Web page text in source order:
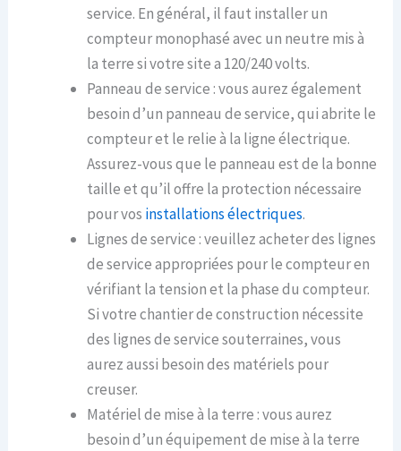
service. En général, il faut installer un
compteur monophasé avec un neutre mis à
la terre si votre site a 120/240 volts.
Panneau de service : vous aurez également
besoin d’un panneau de service, qui abrite le
compteur et le relie à la ligne électrique.
Assurez-vous que le panneau est de la bonne
taille et qu’il offre la protection nécessaire
pour vos installations électriques.
Lignes de service : veuillez acheter des lignes
de service appropriées pour le compteur en
vérifiant la tension et la phase du compteur.
Si votre chantier de construction nécessite
des lignes de service souterraines, vous
aurez aussi besoin des matériels pour
creuser.
Matériel de mise à la terre : vous aurez
besoin d’un équipement de mise à la terre